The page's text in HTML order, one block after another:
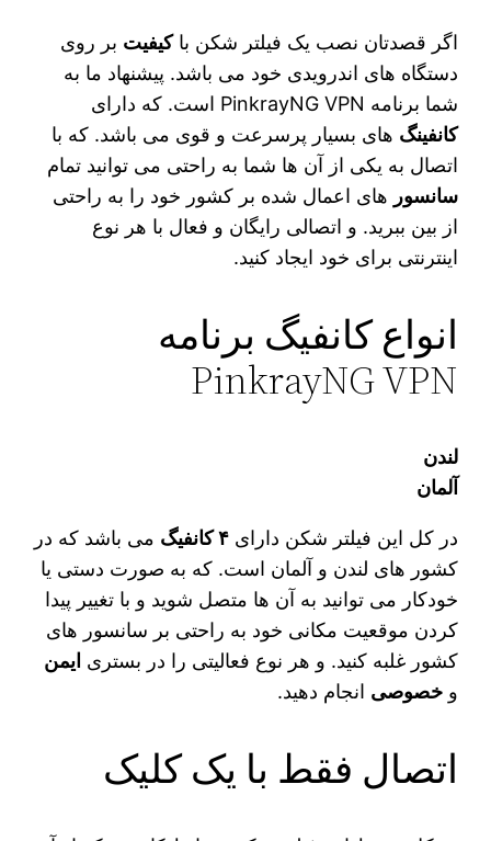
اگر قصدتان نصب یک فیلتر شکن باکیفیت بر روی
دستگاه‌ های اندرویدی خود می‌ باشد. پیشنهاد ما به
شما برنامه PinkrayNG VPN است. که دارای
کانفینگ‌ های بسیار پرسرعت و قوی می‌ باشد. که با
اتصال به یکی از آن ها شما به راحتی می‌ توانید تمام
سانسور های اعمال شده بر کشور خود را به راحتی
از بین ببرید. و اتصالی رایگان و فعال با هر نوع
اینترنتی برای خود ایجاد کنید.
انواع کانفیگ برنامه
PinkrayNG VPN
لندن
آلمان
در کل این فیلتر شکن دارای۴ کانفیگ
می‌ باشد که در
کشور های لندن و آلمان است. که به صورت دستی یا
خودکار می‌ توانید به آن ها متصل شوید و با تغییر پیدا
کردن موقعیت مکانی خود به راحتی بر سانسور های
کشور غلبه کنید. و هر نوع فعالیتی را در بستری ایمن
وخصوصی انجام دهید.
اتصال فقط با یک کلیک